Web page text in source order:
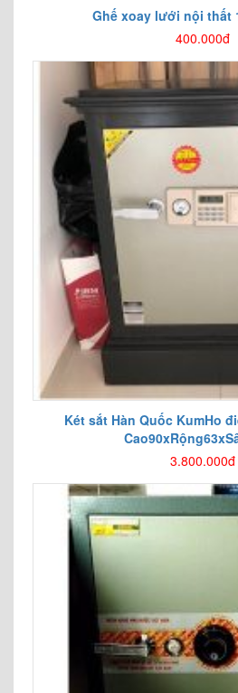
Ghế xoay lưới nội thất
400.000đ
Két sắt Hàn Quốc KumHo
3.800.000đ